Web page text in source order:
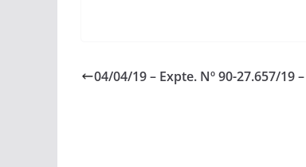
04/04/19 – Expte. Nº 90-27.657/19